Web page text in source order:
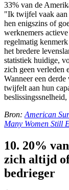
33% van de
"Ik twijfel vaak aan
hen enigszins of
werknemers
regelmatig
het bredere
statistiek huidige,
zich geen verleden
Wanneer een
twijfelt aan hun
Bron: American
Many Women Still
10. 20%
zich altijd
bedrieger